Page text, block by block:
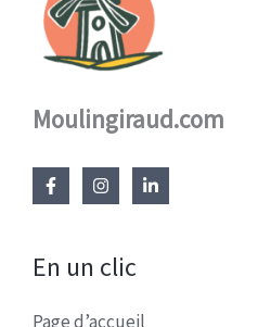
Moulingiraud.com
En un clic
Page d’accueil